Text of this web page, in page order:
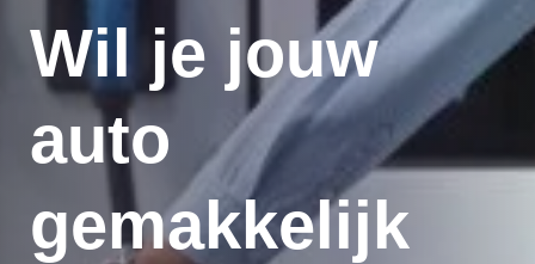
Wil je jouw
auto
gemakkelijk